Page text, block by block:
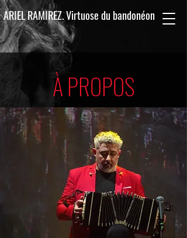
ARIEL RAMIREZ. Virtuose du bandonéon
À PROPOS